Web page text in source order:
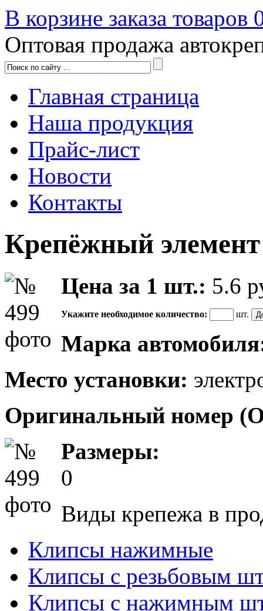
В корзине заказа товаров
Оптовая продажа
Главная страница
Наша продукция
Прайс-лист
Новости
Контакты
Крепёжный
Цена за 1 шт.: 5.6
Укажите необходимое количество: шт.
Марка
Место установки:
Оригинальный номер
Размеры:
0
Виды крепежа в
Клипсы нажимные
Клипсы с резьбовым
Клипсы с нажимным